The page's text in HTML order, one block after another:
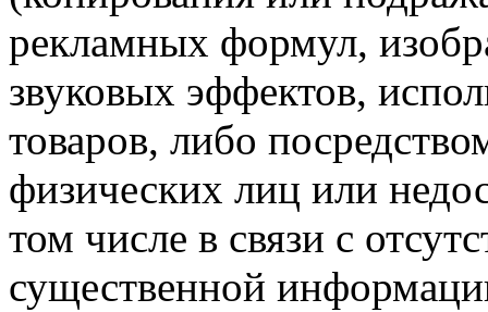
рекламных формул,
звуковых эффектов,
товаров, либо
физических лиц или
том числе в связи с
существенной